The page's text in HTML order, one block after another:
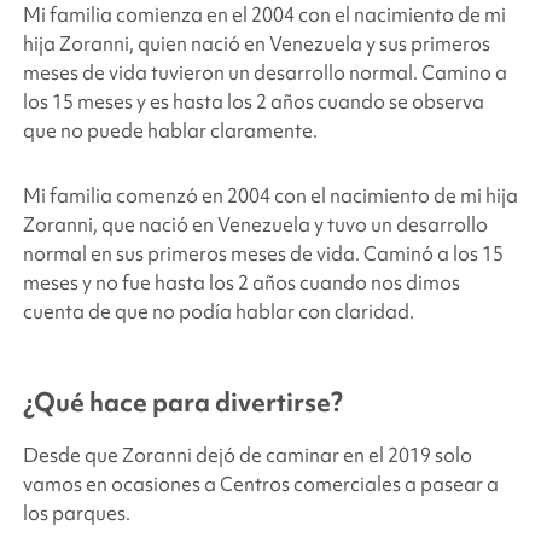
Mi familia comienza en el 2004 con el nacimiento de mi
hija Zoranni, quien nació en Venezuela y sus primeros
meses de vida tuvieron un desarrollo normal. Camino a
los 15 meses y es hasta los 2 años cuando se observa
que no puede hablar claramente.
Mi familia comenzó en 2004 con el nacimiento de mi hija
Zoranni, que nació en Venezuela y tuvo un desarrollo
normal en sus primeros meses de vida. Caminó a los 15
meses y no fue hasta los 2 años cuando nos dimos
cuenta de que no podía hablar con claridad.
¿Qué hace para divertirse?
Desde que Zoranni dejó de caminar en el 2019 solo
vamos en ocasiones a Centros comerciales a pasear a
los parques.